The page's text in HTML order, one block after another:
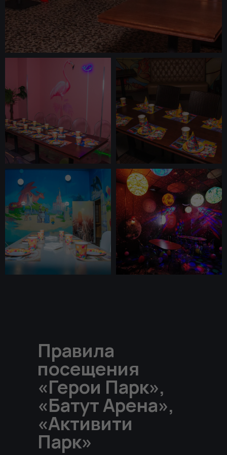
Правила
посещения
«Герои Парк»,
«Батут Арена»,
«Активити
Парк»